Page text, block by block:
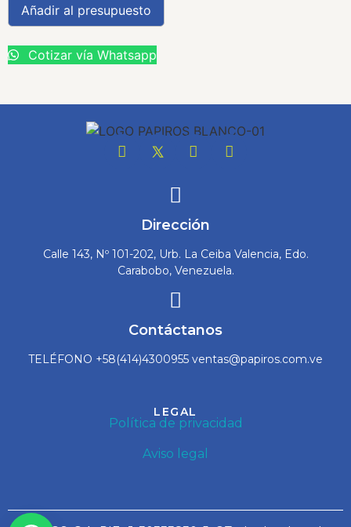
Añadir al presupuesto
Cotizar vía Whatsapp
Dirección
Calle 143, Nº 101-202, Urb. La Ceiba Valencia, Edo.
Carabobo, Venezuela.
Contáctanos
TELÉFONO +58(414)4300955 ventas@papiros.com.ve
LEGAL
Política de privacidad
Aviso legal